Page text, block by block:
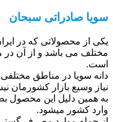
سویا صادراتی سبحان
یکی از محصولاتی که در
مختلف می باشد و از آن در
است.
دانه سویا در مناطق
نیاز وسیع بازار کشورمان
به همین دلیل این محصول
وارد کشور میشود.